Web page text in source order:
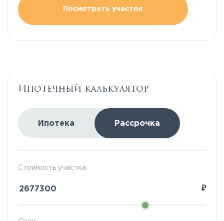
Посмотреть участок
Ипотечный калькулятор
Ипотека Рассрочка
Стоимость участка
₽